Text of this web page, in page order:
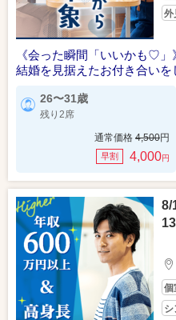
外
《会った瞬間「いいかも♡」
結婚を見据えたお付き合いを
26〜31歳
残り2席
通常価格 4,500円
早割 4,000円
8/
個
シ